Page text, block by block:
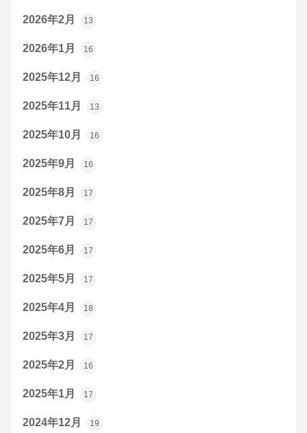
2026年2月 13
2026年1月 16
2025年12月 16
2025年11月 13
2025年10月 16
2025年9月 16
2025年8月 17
2025年7月 17
2025年6月 17
2025年5月 17
2025年4月 18
2025年3月 17
2025年2月 16
2025年1月 17
2024年12月 19